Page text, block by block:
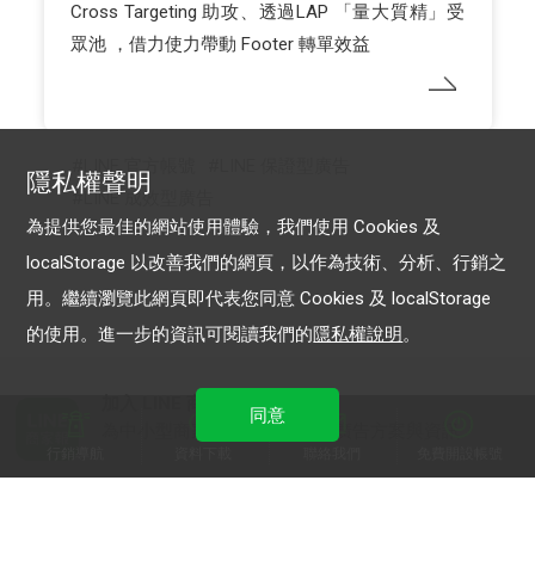
Cross Targeting 助攻、透過LAP 「量大質精」受
眾池 ，借力使力帶動 Footer 轉單效益
LINE 官方帳號
LINE 成效型廣告
為中小型商家提供LINE最新的廣告方案與資訊
隱私權聲明
為提供您最佳的網站使用體驗，我們使用 Cookies 及
localStorage 以改善我們的網頁，以作為技術、分析、行銷之
用。繼續瀏覽此網頁即代表您同意 Cookies 及 localStorage
的使用。進一步的資訊可閱讀我們的隱私權說明。
同意